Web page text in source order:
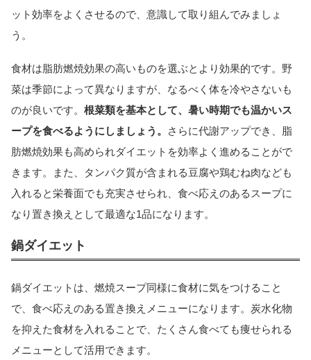
ット効率をよくさせるので、意識して取り組んでみましょ
う。
食材は脂肪燃焼効果の高いものを選ぶとより効果的です。野
菜は季節によって異なりますが、なるべく体を冷やさないも
のが良いです。 根菜類を基本として、暑い時期でも温かいス
ープを食べるようにしましょう。
さらに代謝アップでき、脂
肪燃焼効果も高められダイエットを効率よく進めることがで
きます。また、タンパク質が含まれる豆腐や鶏むね肉なども
入れると栄養面でも充実させられ、食べ応えのあるスープに
なり置き換えとして最適な1品になります。
鍋ダイエット
鍋ダイエットは、燃焼スープ同様に食材に気をつけること
で、食べ応えのある置き換えメニューになります。炭水化物
を抑えた食材を入れることで、たくさん食べても痩せられる
メニューとして活用できます。